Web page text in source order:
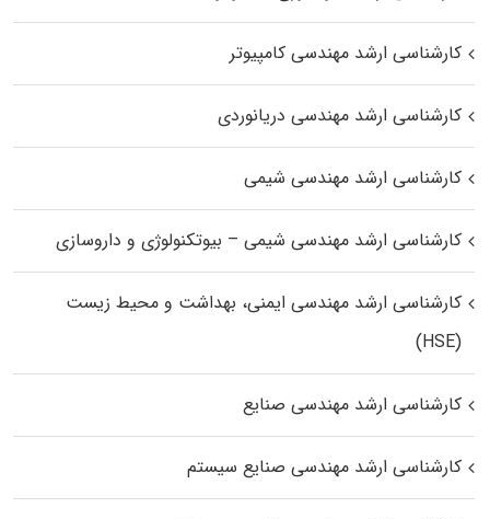
کارشناسی ارشد مهندسی کامپیوتر
کارشناسی ارشد مهندسی دریانوردی
کارشناسی ارشد مهندسی شیمی
کارشناسی ارشد مهندسی شیمی – بیوتکنولوژی و داروسازی
کارشناسی ارشد مهندسی ایمنی، بهداشت و محیط زیست
(HSE)
کارشناسی ارشد مهندسی صنایع
کارشناسی ارشد مهندسی صنایع سیستم